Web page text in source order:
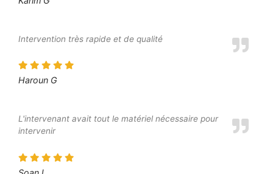
Intervention très rapide et de qualité
Haroun G
L'intervenant avait tout le matériel nécessaire pour
intervenir